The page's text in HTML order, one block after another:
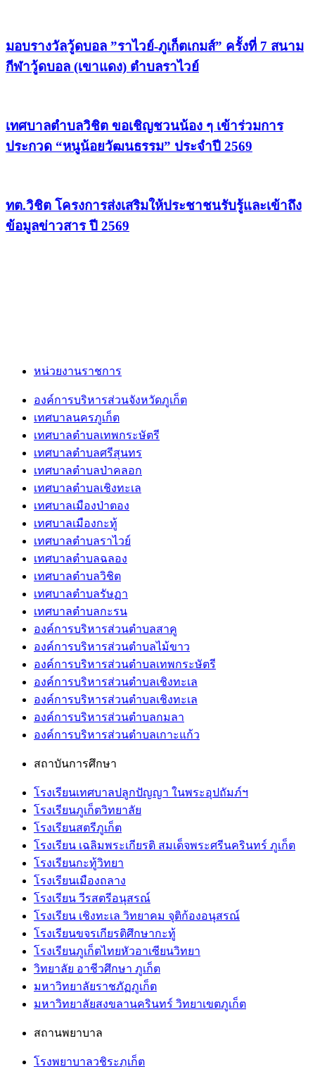
มอบรางวัลวู้ดบอล ”ราไวย์-ภูเก็ตเกมส์” ครั้งที่ 7 สนาม
กีฬาวู้ดบอล (เขาแดง) ตำบลราไวย์
เทศบาลตำบลวิชิต ขอเชิญชวนน้อง ๆ เข้าร่วมการ
ประกวด “หนูน้อยวัฒนธรรม” ประจำปี 2569
ทต.วิชิต โครงการส่งเสริมให้ประชาชนรับรู้และเข้าถึง
ข้อมูลข่าวสาร ปี 2569
หน่วยงานราชการ
องค์การบริหารส่วนจังหวัดภูเก็ต
เทศบาลนครภูเก็ต
เทศบาลตำบลเทพกระษัตรี
เทศบาลตำบลศรีสุนทร
เทศบาลตำบลป่าคลอก
เทศบาลตำบลเชิงทะเล
เทศบาลเมืองป่าตอง
เทศบาลเมืองกะทู้
เทศบาลตำบลราไวย์
เทศบาลตำบลฉลอง
เทศบาลตำบลวิชิต
เทศบาลตำบลรัษฏา
เทศบาลตำบลกะรน
องค์การบริหารส่วนตำบลสาคู
องค์การบริหารส่วนตำบลไม้ขาว
องค์การบริหารส่วนตำบลเทพกระษัตรี
องค์การบริหารส่วนตำบลเชิงทะเล
องค์การบริหารส่วนตำบลเชิงทะเล
องค์การบริหารส่วนตำบลกมลา
องค์การบริหารส่วนตำบลเกาะแก้ว
สถาบันการศึกษา
โรงเรียนเทศบาลปลูกปัญญา ในพระอุปถัมภ์ฯ
โรงเรียนภูเก็ตวิทยาลัย
โรงเรียนสตรีภูเก็ต
โรงเรียน เฉลิมพระเกียรติ สมเด็จพระศรีนครินทร์ ภูเก็ต
โรงเรียนกะทู้วิทยา
โรงเรียนเมืองถลาง
โรงเรียน วีรสตรีอนุสรณ์
โรงเรียน เชิงทะเล วิทยาคม จุติก้องอนุสรณ์
โรงเรียนขจรเกียรติศึกษากะทู้
โรงเรียนภูเก็ตไทยหัวอาเซียนวิทยา
วิทยาลัย อาชีวศึกษา ภูเก็ต
มหาวิทยาลัยราชภัฏภูเก็ต
มหาวิทยาลัยสงขลานครินทร์ วิทยาเขตภูเก็ต
สถานพยาบาล
โรงพยาบาลวชิระภูเก็ต